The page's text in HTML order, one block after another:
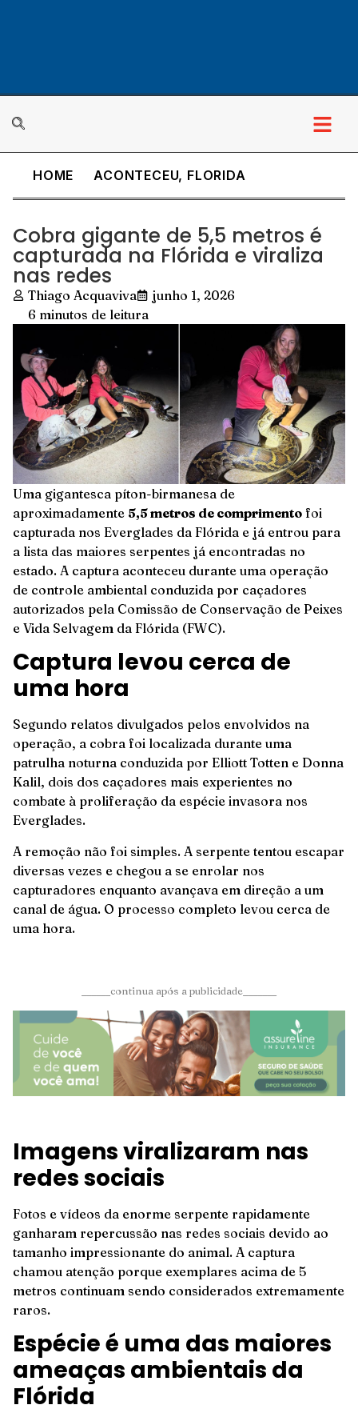
HOME ACONTECEU, FLORIDA
Cobra gigante de 5,5 metros é
capturada na Flórida e viraliza
nas redes
Thiago Acquaviva
junho 1, 2026
6 minutos de leitura
Uma gigantesca píton-birmanesa de
aproximadamente 5,5 metros de comprimento foi
capturada nos Everglades da Flórida e já entrou para
a lista das maiores serpentes já encontradas no
estado. A captura aconteceu durante uma operação
de controle ambiental conduzida por caçadores
autorizados pela Comissão de Conservação de Peixes
e Vida Selvagem da Flórida (FWC).
Captura levou cerca de
uma hora
Segundo relatos divulgados pelos envolvidos na
operação, a cobra foi localizada durante uma
patrulha noturna conduzida por Elliott Totten e Donna
Kalil, dois dos caçadores mais experientes no
combate à proliferação da espécie invasora nos
Everglades.
A remoção não foi simples. A serpente tentou escapar
diversas vezes e chegou a se enrolar nos
capturadores enquanto avançava em direção a um
canal de água. O processo completo levou cerca de
uma hora.
______continua após a publicidade_______
Imagens viralizaram nas
redes sociais
Fotos e vídeos da enorme serpente rapidamente
ganharam repercussão nas redes sociais devido ao
tamanho impressionante do animal. A captura
chamou atenção porque exemplares acima de 5
metros continuam sendo considerados extremamente
raros.
Espécie é uma das maiores
ameaças ambientais da
Flórida